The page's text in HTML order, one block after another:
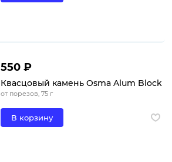
550 ₽
Квасцовый камень Osma Alum Block
от порезов, 75 г
В корзину